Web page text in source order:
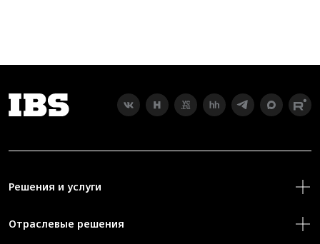
Решения и услуги
Отраслевые решения